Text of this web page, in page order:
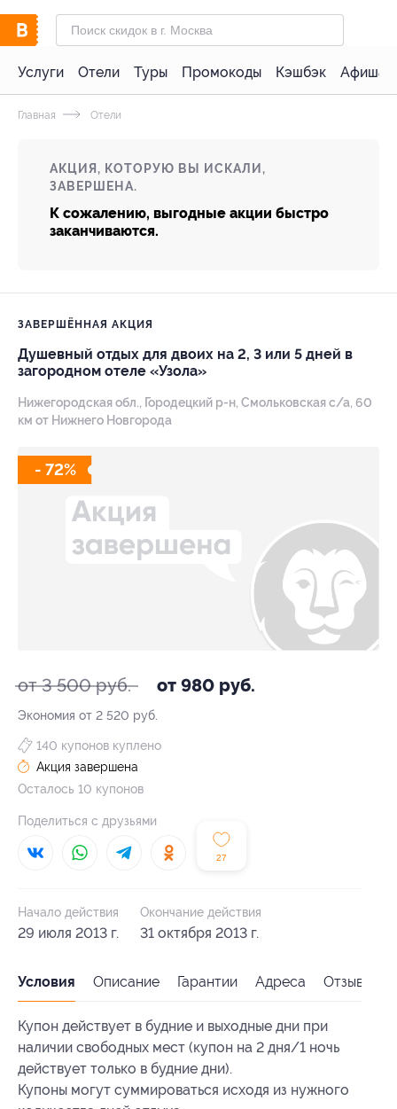
Услуги Отели Туры Промокоды Кэшбэк Афиша
Главная Отели
АКЦИЯ, КОТОРУЮ ВЫ ИСКАЛИ,
ЗАВЕРШЕНА.
К сожалению, выгодные акции быстро
заканчиваются.
ЗАВЕРШЁННАЯ АКЦИЯ
Душевный отдых для двоих на 2, 3 или 5 дней в
загородном отеле «Узола»
Нижегородская обл., Городецкий р-н, Смольковская с/а, 60
км от Нижнего Новгорода
- 72%
от 3 500 руб. от 980 руб.
Экономия от 2 520 руб.
27
140 купонов куплено
Акция завершена
Осталось 10 купонов
Поделиться с друзьями
Начало действия
29 июля 2013 г.
Окончание действия
31 октября 2013 г.
Условия Описание Гарантии Адреса Отзывы
Купон действует в будние и выходные дни при
наличии свободных мест (купон на 2 дня/1 ночь
действует только в будние дни).
Купоны могут суммироваться исходя из нужного